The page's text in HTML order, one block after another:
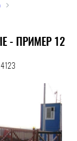
- ПРИМЕР 12
4123